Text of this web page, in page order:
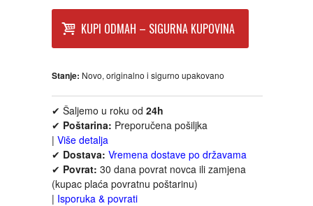
ISTORIJSKI
KLASICI
KNJIGE ZA DECU
KOMEDIJA
KUPI ODMAH – SIGURNA KUPOVINA
Stanje: Novo, originalno i sigurno upakovano
✔ Šaljemo u roku od 24h
✔ Poštarina: Preporučena pošiljka
| Više detalja
✔ Dostava: Vremena dostave po državama
✔ Povrat: 30 dana povrat novca ili zamjena
(kupac plaća povratnu poštarinu)
| Isporuka & povrati